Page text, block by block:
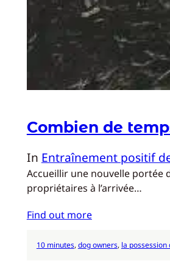
Combien de
In Entraînement positif
Accueillir une nouvelle portée
propriétaires à l’arrivée…
Find out more
10 minutes, dog owners, la possession